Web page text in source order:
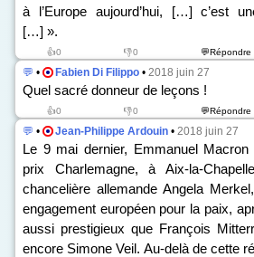
à l’Europe aujourd’hui, […] c’est
[…] ».
👍0 👎0 💬Répondre
💬 • Fabien Di Filippo • 2018 juin 27
Quel sacré donneur de leçons !
👍0 👎0 💬Répondre
💬 • Jean-Philippe Ardouin • 2018 juin 27
Le 9 mai dernier, Emmanuel
prix Charlemagne, à Aix-la-
chancelière allemande Angela
engagement européen pour la paix,
aussi prestigieux que François
encore Simone Veil. Au-delà de cette